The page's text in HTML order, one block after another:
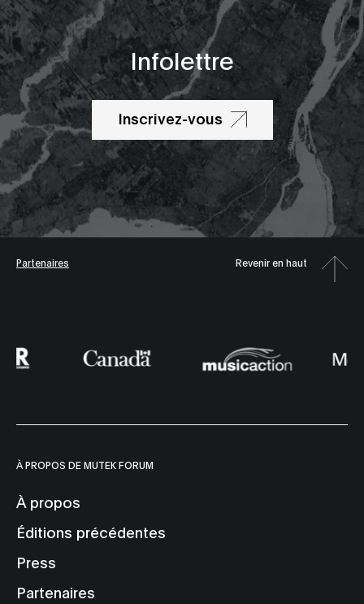
Infolettre
Inscrivez-vous
Partenaires Revenir en haut
À PROPOS DE MUTEK FORUM
À propos
Éditions précédentes
Press
Partenaires